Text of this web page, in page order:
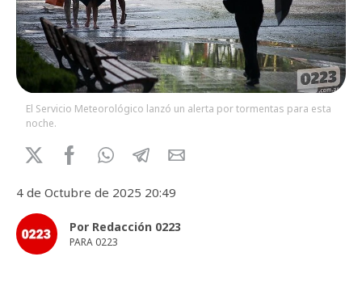
El Servicio Meteorológico lanzó un alerta por tormentas para esta
noche.
4 de Octubre de 2025 20:49
Por Redacción 0223
PARA 0223